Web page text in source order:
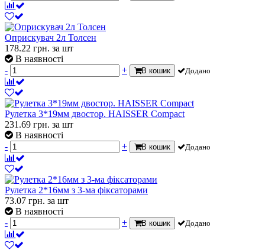
Оприскувач 2л Толсен
178.22 грн. за шт
В наявності
-
+ В кошик Додано
Рулетка 3*19мм двостор. HAISSER Compact
231.69 грн. за шт
В наявності
-
+ В кошик Додано
Рулетка 2*16мм з 3-ма фіксаторами
73.07 грн. за шт
В наявності
-
+ В кошик Додано